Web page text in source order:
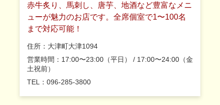
赤牛炙り、馬刺し、唐芋、地酒など豊富なメニ
ューが魅力のお店です。全席個室で1〜100名
まで対応可能！
住所：大津町大津1094
営業時間：17:00〜23:00（平日） / 17:00〜24:00（金
土祝前）
TEL：096-285-3800